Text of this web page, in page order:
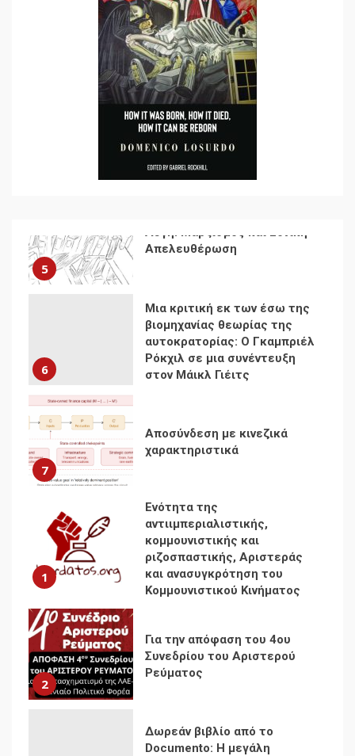
ληστεία και ο έλεγχος των
λαών
Η ένδεια της σοσιαλιστικής
σκέψης: Η
Νεοαποικιοκρατία και η
Απουσία Ιστορικής
Εμπειρίας στην Οικοδόμηση
Παγκόσμιο Νότο
5
Αυγή: Μαρξισμός και Εθνική
Απελευθέρωση
6
Μια κριτική εκ των έσω της
βιομηχανίας θεωρίας της
αυτοκρατορίας: Ο Γκαμπριέλ
Ρόκχιλ σε μια συνέντευξη
στον Μάικλ Γιέιτς
7
Αποσύνδεση με κινεζικά
χαρακτηριστικά
1
Ενότητα της
αντιιμπεριαλιστικής,
κομμουνιστικής και
ριζοσπαστικής, Αριστεράς
και ανασυγκρότηση του
Κομμουνιστικού Κινήματος
2
Για την απόφαση του 4ου
Συνεδρίου του Αριστερού
Ρεύματος
Δωρεάν βιβλίο από το
Documento: Η μεγάλη